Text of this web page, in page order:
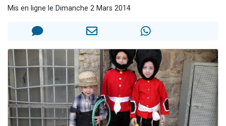
12 nouvelles musiques dans Torah-Box Music
29 personnes viennent de demander une bénédiction
Mis en ligne le Dimanche 2 Mars 2014